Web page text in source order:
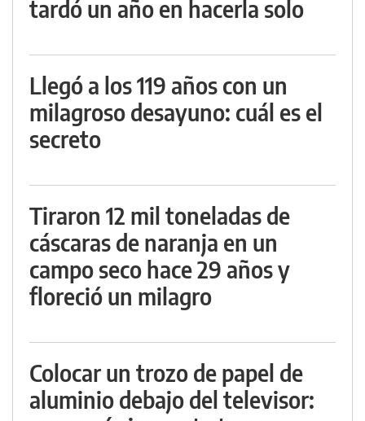
tardó un año en hacerla solo
Llegó a los 119 años con un
milagroso desayuno: cuál es el
secreto
Tiraron 12 mil toneladas de
cáscaras de naranja en un
campo seco hace 29 años y
floreció un milagro
Colocar un trozo de papel de
aluminio debajo del televisor: